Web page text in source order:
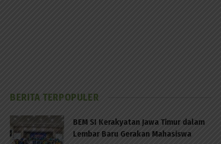
BERITA TERPOPULER
BEM SI Kerakyatan Jawa Timur dalam
Lembar Baru Gerakan Mahasiswa